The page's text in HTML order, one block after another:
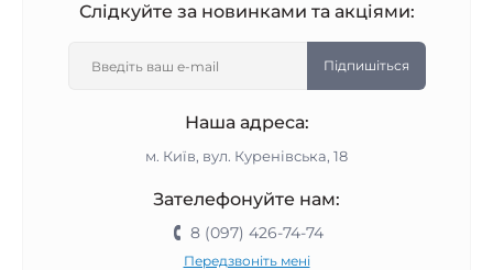
Слідкуйте за новинками та акціями:
Підпишіться
Наша адреса:
м. Київ, вул. Куренівська, 18
Зателефонуйте нам:
8 (097) 426-74-74
Передзвоніть мені